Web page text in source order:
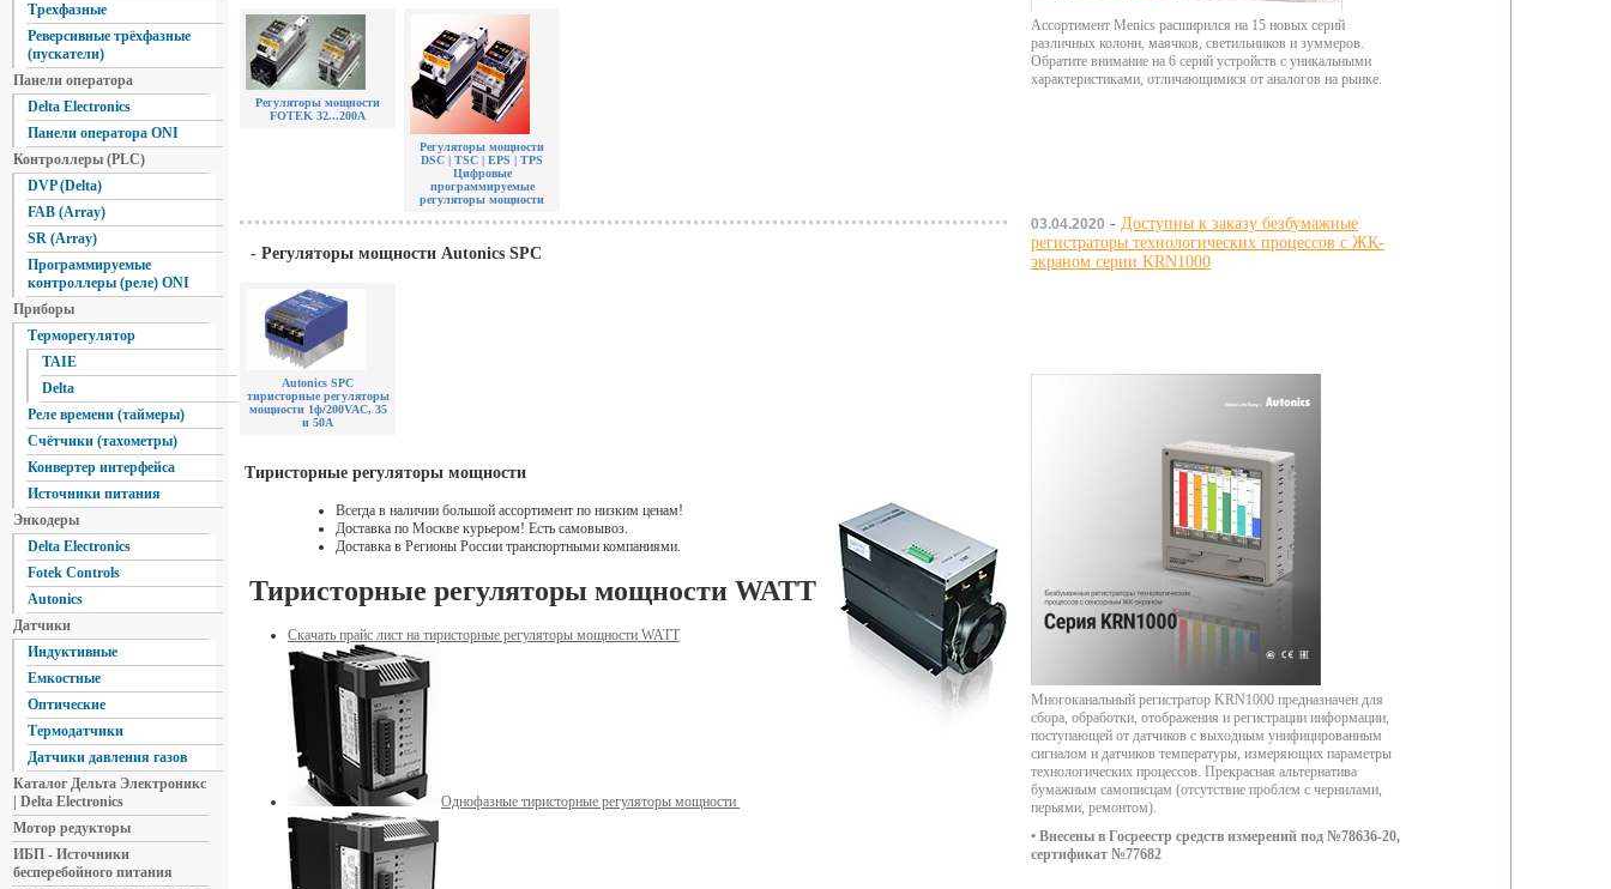
Ассортимент Menics расширился на 15 новых серий
различных колонн, маячков, светильников и зуммеров.
Обратите внимание на 6 серий устройств с уникальными
характеристиками, отличающимися от аналогов на рынке.
03.04.2020 - Доступны к заказу безбумажные
регистраторы технологических процессов с ЖК-
экраном серии KRN1000
Многоканальный регистратор KRN1000 предназначен для
сбора, обработки, отображения и регистрации информации,
поступающей от датчиков с выходным унифицированным
сигналом и датчиков температуры, измеряющих параметры
технологических процессов. Прекрасная альтернатива
бумажным самописцам (отсутствие проблем с чернилами,
перьями, ремонтом).
• Внесены в Госреестр средств измерений под №78636-20,
сертификат №77682
Трехфазные
Реверсивные трёхфазные
(пускатели)
Панели оператора
Delta Electronics
Панели оператора ONI
Контроллеры (PLC)
DVP (Delta)
FAB (Array)
SR (Array)
Программируемые
контроллеры (реле) ONI
Приборы
Терморегулятор
TAIE
Delta
Реле времени (таймеры)
Счётчики (тахометры)
Конвертер интерфейса
Источники питания
Энкодеры
Delta Electronics
Fotek Controls
Autonics
Датчики
Индуктивные
Емкостные
Оптические
Термодатчики
Датчики давления газов
Каталог Дельта Электроникс
| Delta Electronics
Мотор редукторы
ИБП - Источники
бесперебойного питания
Регуляторы мощности
FOTEK 32...200А
Регуляторы мощности
DSC | TSC | EPS | TPS
Цифровые
программируемые
регуляторы мощности
- Регуляторы мощности Autonics SPC
Autonics SPC
тиристорные регуляторы
мощности 1ф/200VAC, 35
и 50А
Тиристорные регуляторы мощности
Всегда в наличии большой ассортимент по низким ценам!
Доставка по Москве курьером! Есть самовывоз.
Доставка в Регионы России транспортными компаниями.
Тиристорные регуляторы мощности WATT
Скачать прайс лист на тиристорные регуляторы мощности WATT
Однофазные тиристорные регуляторы мощности